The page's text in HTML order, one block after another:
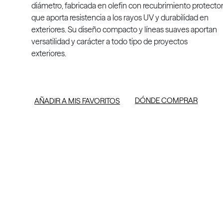
diámetro, fabricada en olefin con recubrimiento protector
que aporta resistencia a los rayos UV y durabilidad en
exteriores. Su diseño compacto y líneas suaves aportan
versatilidad y carácter a todo tipo de proyectos
exteriores.
AÑADIR A MIS FAVORITOS DÓNDE COMPRAR